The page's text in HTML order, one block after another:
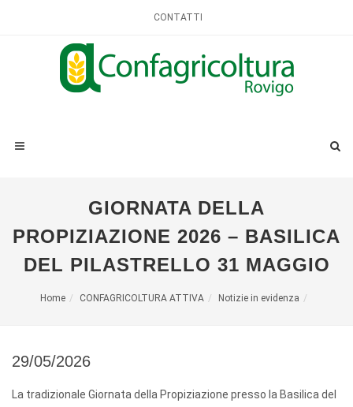
CONTATTI
GIORNATA DELLA
PROPIZIAZIONE 2026 – BASILICA
DEL PILASTRELLO 31 MAGGIO
Home CONFAGRICOLTURA ATTIVA Notizie in evidenza
29/05/2026
La tradizionale Giornata della Propiziazione presso la Basilica del